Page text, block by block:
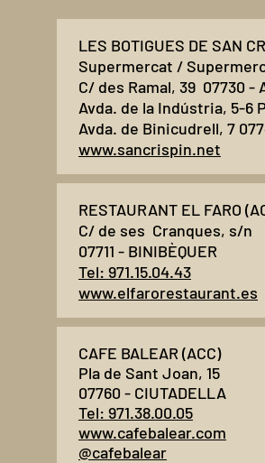
LES BOTIGUES DE SAN
Supermercat /
C/ des Ramal, 39 07730 -
Avda. de la Indústria, 5-6
Avda. de Binicudrell, 7
www.sancrispin.net
RESTAURANT EL FARO
C/ de ses Cranques, s/n
07711 - BINIBÈQUER
Tel: 971.15.04.43
www.elfarorestaurant.es
CAFE BALEAR (ACC)
Pla de Sant Joan, 15
07760 - CIUTADELLA
Tel: 971.38.00.05
www.cafebalear.com
@cafebalear